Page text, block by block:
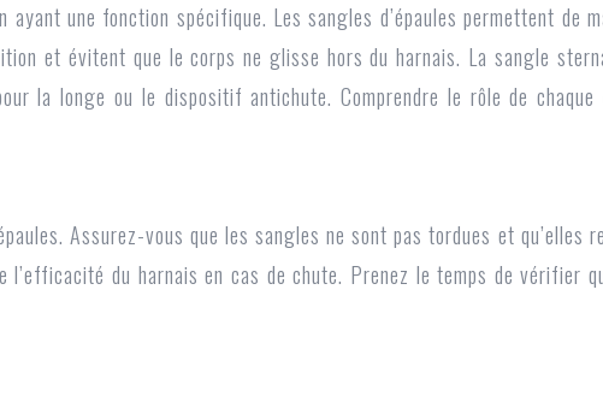
une fonction spécifique. Les sangles d’épaules permettent de
et évitent que le corps ne glisse hors du harnais. La sangle
la longe ou le dispositif antichute. Comprendre le rôle de
Assurez-vous que les sangles ne sont pas tordues et qu’elles
du harnais en cas de chute. Prenez le temps de vérifier